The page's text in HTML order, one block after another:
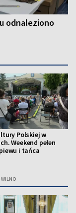
odnaleziono
Polskiej w
Weekend pełen
i tańca
WILNO